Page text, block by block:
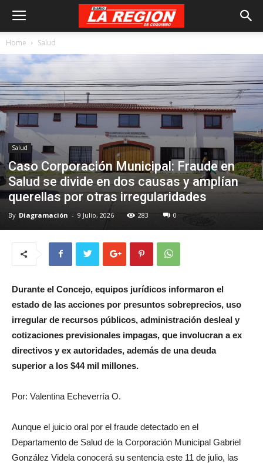
Home Salud
Salud
Caso Corporación Municipal: Fraude en
Salud se divide en dos causas y amplían
querellas por otras irregularidades
By Diagramación - 9 Julio, 2026 283 0
Durante el Concejo, equipos jurídicos informaron el
estado de las acciones por presuntos sobreprecios, uso
irregular de recursos públicos, administración desleal y
cotizaciones previsionales impagas, que involucran a ex
directivos y ex autoridades, además de una deuda
superior a los $44 mil millones.
Por: Valentina Echeverría O.
Aunque el juicio oral por el fraude detectado en el
Departamento de Salud de la Corporación Municipal Gabriel
González Videla conocerá su sentencia este 11 de julio, las